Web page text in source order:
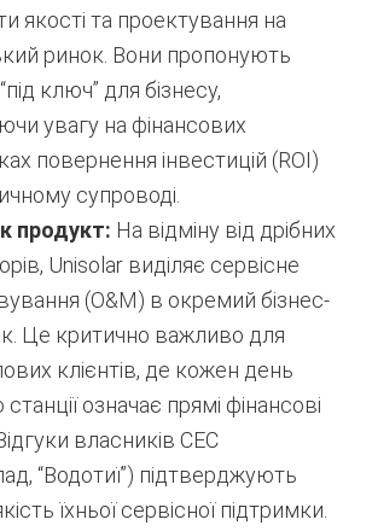
якості та проектування на
ринок. Вони пропонують
ключ” для бізнесу,
увагу на фінансових
повернення інвестицій (ROI)
супроводі.
продукт: На відміну від дрібних
Unisolar виділяє сервісне
(O&M) в окремий бізнес-
Це критично важливо для
клієнтів, де кожен день
означає прямі фінансові
власників СЕС
“Водотиї”) підтверджують
їхньої сервісної підтримки.